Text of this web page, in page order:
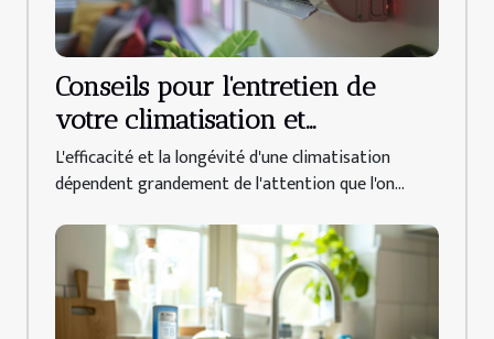
Conseils pour l'entretien de
votre climatisation et
augmentation de sa durée de
vie
L'efficacité et la longévité d'une climatisation
dépendent grandement de l'attention que l'on...